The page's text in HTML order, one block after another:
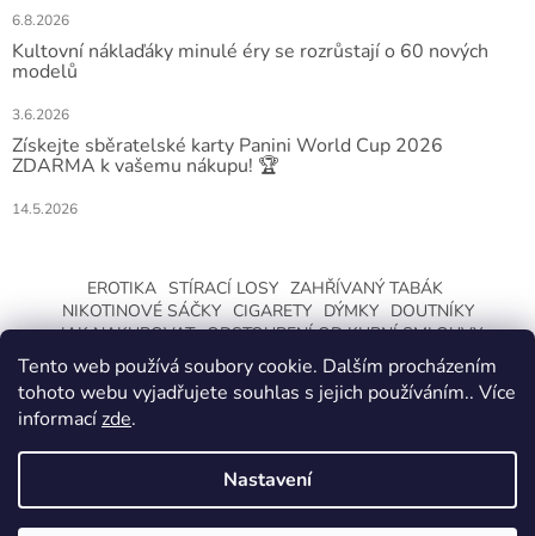
Tento web používá soubory cookie. Dalším procházením
tohoto webu vyjadřujete souhlas s jejich používáním.. Více
informacízde.
Nastavení
6.8.2026
Kultovní náklaďáky minulé éry se rozrůstají o 60 nových
modelů
3.6.2026
Získejte sběratelské karty Panini World Cup 2026
ZDARMA k vašemu nákupu! 🏆
14.5.2026
EROTIKA STÍRACÍ LOSY ZAHŘÍVANÝ TABÁK
NIKOTINOVÉ SÁČKY CIGARETY DÝMKY
DOUTNÍKY
JAK NAKUPOVAT ODSTOUPENÍ OD KUPNÍ SMLOUVY
Vytvořil Shoptet